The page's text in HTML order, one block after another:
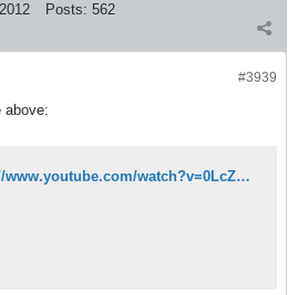
Posts: 562
#3939
above:
https://www.youtube.com/watch?v=0LcZpFkKLVY